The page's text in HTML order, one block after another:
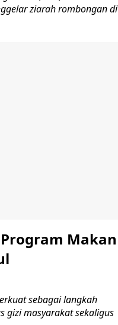
ziarah rombongan di
Makan
sebagai langkah
gizi masyarakat sekaligus